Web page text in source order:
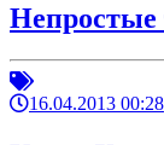
Непростые
16.04.2013 00:28